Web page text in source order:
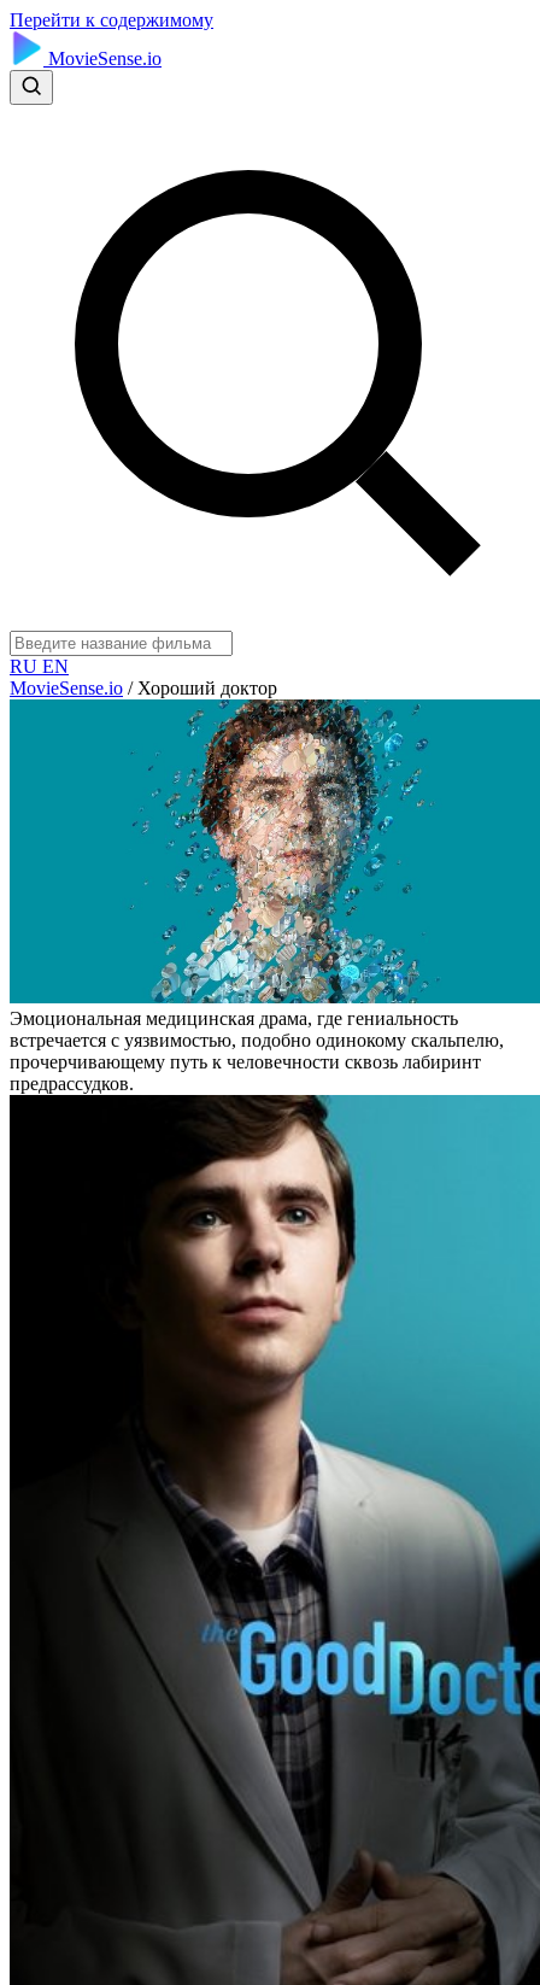
Перейти к содержимому
MovieSense.io
RU EN
MovieSense.io / Хороший доктор
Эмоциональная медицинская драма, где гениальность
встречается с уязвимостью, подобно одинокому скальпелю,
прочерчивающему путь к человечности сквозь лабиринт
предрассудков.